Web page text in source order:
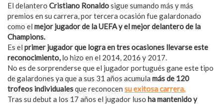
El delantero Cristiano Ronaldosigue sumando más y más
premios en su carrera, por tercera ocasión fue galardonado
como el mejor jugador de la UEFA y el mejor delantero de la
Champions.
Es el primer jugador que logra en tres ocasiones llevarse este
reconocimiento,lo hizo en el 2014, 2016 y 2017.
No es de sorprenderse que el jugador portugués gane este tipo
de galardones ya que a sus 31 años acumula más de 120
trofeos individualesque reconocen su exitosa carrera.
Tras su debut a los 17 años el jugador luso ha mantenido y